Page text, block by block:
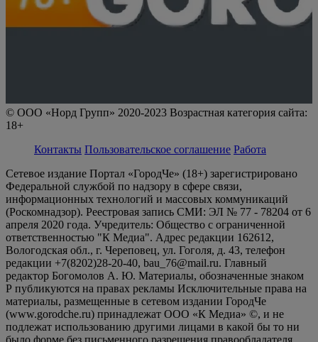
© ООО «Норд Групп» 2020-2023 Возрастная категория сайта:
18+
Контакты Пользовательское соглашение Работа
Сетевое издание Портал «ГородЧе» (18+) зарегистрировано
Федеральной службой по надзору в сфере связи,
информационных технологий и массовых коммуникаций
(Роскомнадзор). Реестровая запись СМИ: ЭЛ № 77 - 78204 от 6
апреля 2020 года. Учредитель: Общество с ограниченной
ответственностью "К Медиа". Адрес редакции 162612,
Вологодская обл., г. Череповец, ул. Гоголя, д. 43, телефон
редакции +7(8202)28-20-40, bau_76@mail.ru. Главный
редактор Богомолов А. Ю. Материалы, обозначенные знаком
Р публикуются на правах рекламы Исключительные права на
материалы, размещенные в сетевом издании ГородЧе
(www.gorodche.ru) принадлежат ООО «К Медиа» ©, и не
подлежат использованию другими лицами в какой бы то ни
было форме без письменного разрешения правообладателя.